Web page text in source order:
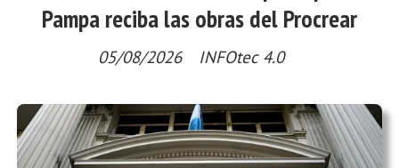
Pampa reciba las obras del Procrear
INFOtec 4.0
05/08/2026